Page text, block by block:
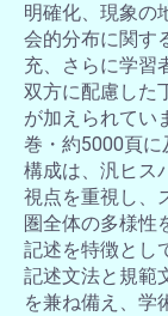
明確化、現象の
会的分布に関す
充、さらに学習
双方に配慮した
が加えられてい
巻・約5000頁に
構成は、汎ヒス
視点を重視し、
圏全体の多様性
記述を特徴とし
記述文法と規範
を兼ね備え、学